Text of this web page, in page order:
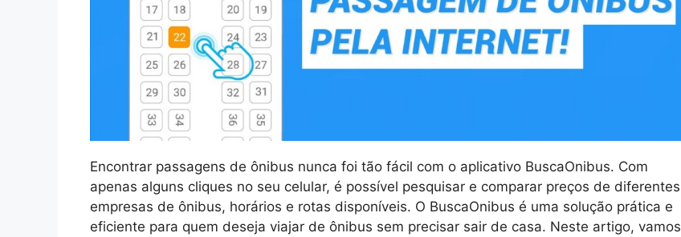
Encontrar passagens de ônibus nunca foi tão fácil com o aplicativo BuscaOnibus. Com
apenas alguns cliques no seu celular, é possível pesquisar e comparar preços de diferentes
empresas de ônibus, horários e rotas disponíveis. O BuscaOnibus é uma solução prática e
eficiente para quem deseja viajar de ônibus sem precisar sair de casa. Neste artigo, vamos